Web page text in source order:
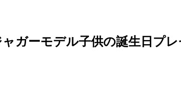
ガーモデル子供の誕生日プ